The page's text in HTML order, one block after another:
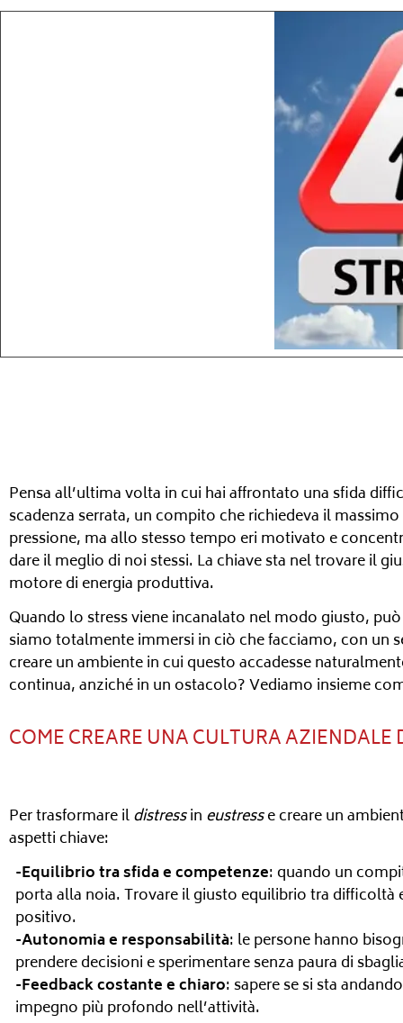
Pensa all’ultima volta in cui hai affrontato una sfida
scadenza serrata, un compito che richiedeva il
pressione, ma allo stesso tempo eri motivato e
dare il meglio di noi stessi. La chiave sta nel trovare il
motore di energia produttiva.
Quando lo stress viene incanalato nel modo giusto,
siamo totalmente immersi in ciò che facciamo, con un
creare un ambiente in cui questo accadesse
continua, anziché in un ostacolo? Vediamo insieme
COME CREARE UNA CULTURA AZIENDALE
Per trasformare ildistressin eustresse creare un
aspetti chiave:
-Equilibrio tra sfida e competenze: quando un
porta alla noia. Trovare il giusto equilibrio tra difficoltà
positivo.
-Autonomia e responsabilità: le persone hanno
prendere decisioni e sperimentare senza paura di
-Feedback costante e chiaro: sapere se si sta
impegno più profondo nell’attività.